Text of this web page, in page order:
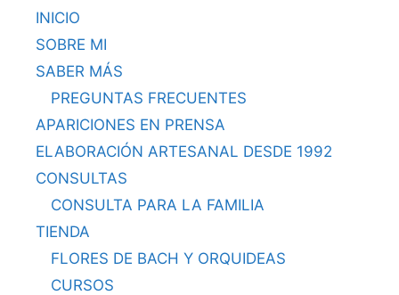
INICIO
SOBRE MI
SABER MÁS
PREGUNTAS FRECUENTES
APARICIONES EN PRENSA
ELABORACIÓN ARTESANAL DESDE 1992
CONSULTAS
CONSULTA PARA LA FAMILIA
TIENDA
FLORES DE BACH Y ORQUIDEAS
CURSOS